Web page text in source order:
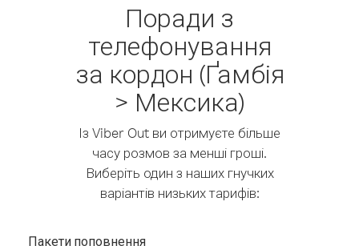
Поради з
телефонування
за кордон (Ґамбія
> Мексика)
Із Viber Out ви отримуєте більше
часу розмов за менші гроші.
Виберіть один з наших гнучких
варіантів низьких тарифів:
Пакети поповнення